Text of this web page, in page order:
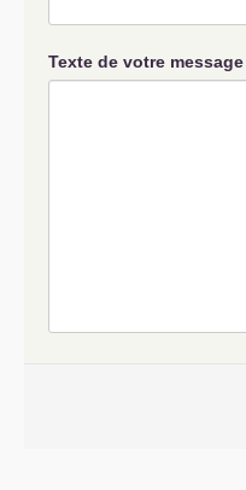
Texte de votre